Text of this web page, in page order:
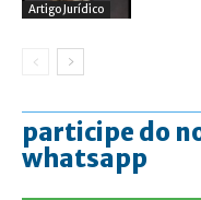
Artigo Jurídico
participe do
whatsapp